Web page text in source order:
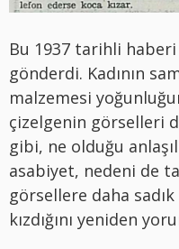
Bu 1937 tarihli
gönderdi. Kadının
malzemesi
çizelgenin görselleri
gibi, ne olduğu
asabiyet, nedeni de
görsellere daha
kızdığını yeniden